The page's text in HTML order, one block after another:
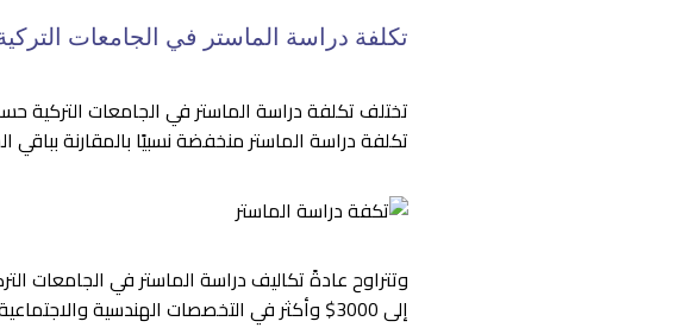
تكلفة دراسة الماستر في الجامعات
تختلف تكلفة دراسة الماستر في الجامعات
تكلفة دراسة الماستر منخفضة نسبيًا بالمقارنة
إلى 3000$ وأكثر في التخصصات الهندسية والاجتماعية والإدارية، وتصل لأكثر من 4800$ في التخصصات الطبية.